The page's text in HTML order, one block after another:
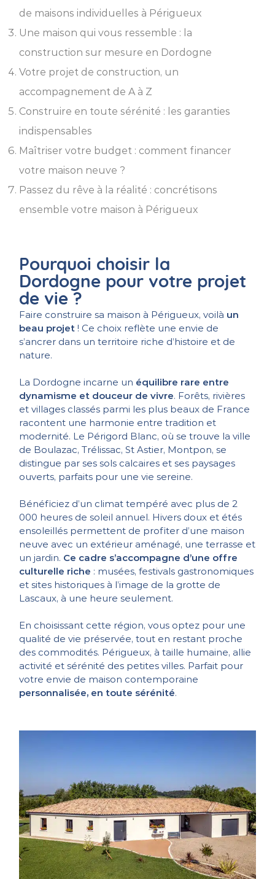
de maisons individuelles à Périgueux
Une maison qui vous ressemble : la
construction sur mesure en Dordogne
Votre projet de construction, un
accompagnement de A à Z
Construire en toute sérénité : les garanties
indispensables
Maîtriser votre budget : comment financer
votre maison neuve ?
Passez du rêve à la réalité : concrétisons
ensemble votre maison à Périgueux
Pourquoi choisir la
Dordogne pour votre projet
de vie ?
Faire construire sa maison à Périgueux, voilà un
beau projet ! Ce choix reflète une envie de
s’ancrer dans un territoire riche d’histoire et de
nature.
La Dordogne incarne un équilibre rare entre
dynamisme et douceur de vivre. Forêts, rivières
et villages classés parmi les plus beaux de France
racontent une harmonie entre tradition et
modernité. Le Périgord Blanc, où se trouve la ville
de Boulazac, Trélissac, St Astier, Montpon, se
distingue par ses sols calcaires et ses paysages
ouverts, parfaits pour une vie sereine.
Bénéficiez d’un climat tempéré avec plus de 2
000 heures de soleil annuel. Hivers doux et étés
ensoleillés permettent de profiter d’une maison
neuve avec un extérieur aménagé, une terrasse et
un jardin. Ce cadre s’accompagne d’une offre
culturelle riche : musées, festivals gastronomiques
et sites historiques à l’image de la grotte de
Lascaux, à une heure seulement.
En choisissant cette région, vous optez pour une
qualité de vie préservée, tout en restant proche
des commodités. Périgueux, à taille humaine, allie
activité et sérénité des petites villes. Parfait pour
votre envie de maison contemporaine
personnalisée, en toute sérénité.